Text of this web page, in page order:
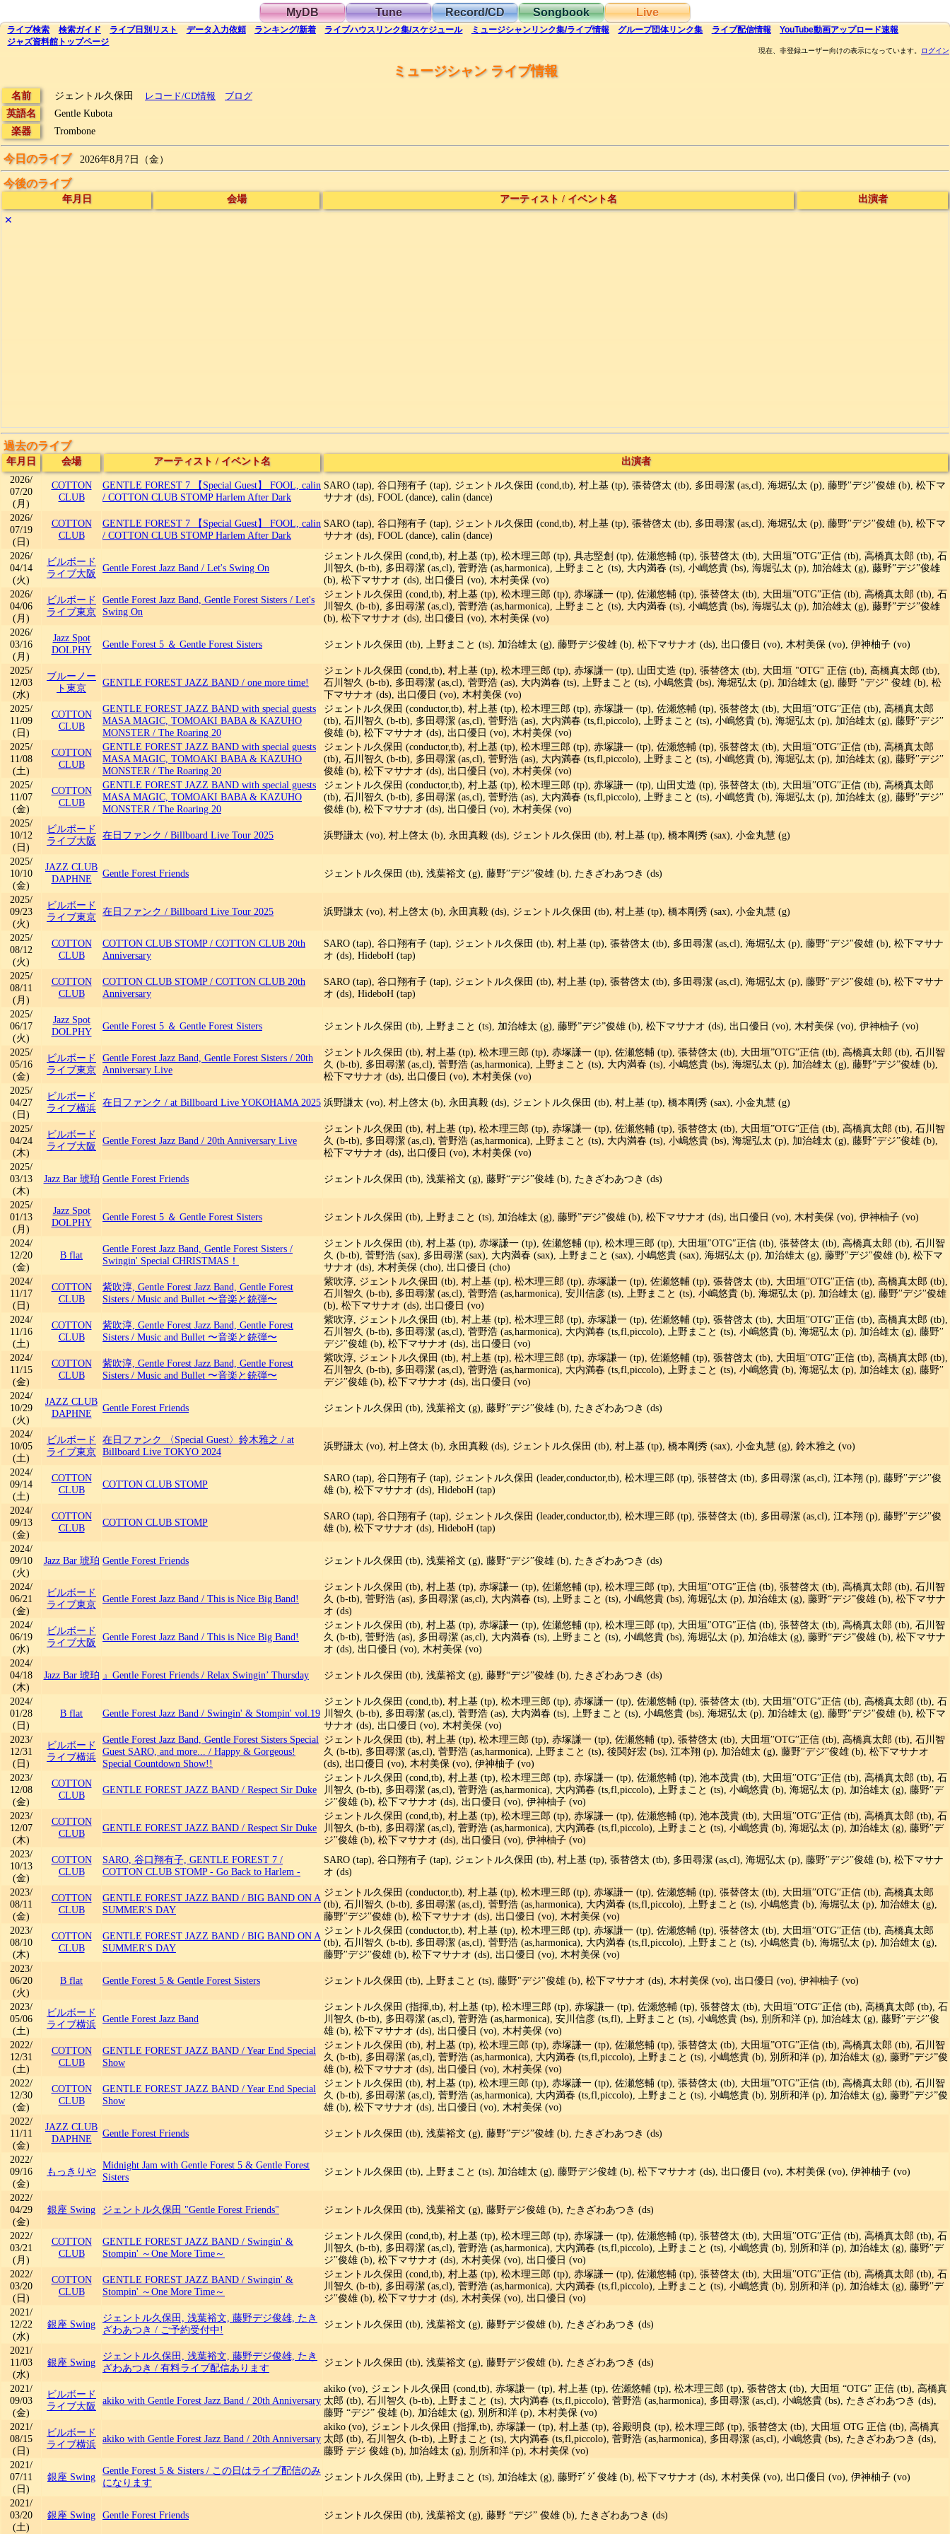
MyDB Tune Record/CD Songbook Live
ライブ検索 検索ガイド ライブ日別 リスト データ入力依頼 ランキング/新着 ライブハウス リンク集/スケジュール ミュージシャンリンク集/ライブ情報 グループ団体リンク集 ライブ配信情報 YouTube動画アップロード速報
ジャズ資料館 トップページ
現在、非登録ユーザー向けの表示になっています。 ログイン
ミュージシャン ライブ情報
名前 ジェントル久保田 レコード/CD情報 ブログ
英語名
Gentle Kubota
楽器
Trombone
今日のライブ 2026年8月7日（金）
今後のライブ
年月日 会場 アーティスト / イベント名
出演者
✕
過去のライブ
年月日 会場 アーティスト / イベント名
出演者
2026/
07/20
(月)
COTTON
CLUB
GENTLE FOREST 7 【Special Guest】 FOOL, calin
/ COTTON CLUB STOMP Harlem After Dark
SARO (tap), 谷口翔有子 (tap), ジェントル久保田 (cond,tb), 村上基 (tp), 張替啓太 (tb), 多田尋潔 (as,cl), 海堀弘太 (p), 藤野′′デジ′′俊雄 (b), 松下マ
サナオ (ds), FOOL (dance), calin (dance)
2026/
07/19
(日)
COTTON
CLUB
GENTLE FOREST 7 【Special Guest】 FOOL, calin
/ COTTON CLUB STOMP Harlem After Dark
SARO (tap), 谷口翔有子 (tap), ジェントル久保田 (cond,tb), 村上基 (tp), 張替啓太 (tb), 多田尋潔 (as,cl), 海堀弘太 (p), 藤野′′デジ′′俊雄 (b), 松下マ
サナオ (ds), FOOL (dance), calin (dance)
2026/
04/14
(火)
ビルボード
ライブ大阪
Gentle Forest Jazz Band / Let's Swing On
ジェントル久保田 (cond,tb), 村上基 (tp), 松木理三郎 (tp), 具志堅創 (tp), 佐瀬悠輔 (tp), 張替啓太 (tb), 大田垣”OTG”正信 (tb), 高橋真太郎 (tb), 石
川智久 (b-tb), 多田尋潔 (as,cl), 菅野浩 (as,harmonica), 上野まこと (ts), 大内満春 (ts), 小嶋悠貴 (bs), 海堀弘太 (p), 加治雄太 (g), 藤野”デジ”俊雄
(b), 松下マサナオ (ds), 出口優日 (vo), 木村美保 (vo)
2026/
04/06
(月)
ビルボード
ライブ東京
Gentle Forest Jazz Band, Gentle Forest Sisters / Let's
Swing On
ジェントル久保田 (cond,tb), 村上基 (tp), 松木理三郎 (tp), 赤塚謙一 (tp), 佐瀬悠輔 (tp), 張替啓太 (tb), 大田垣”OTG”正信 (tb), 高橋真太郎 (tb), 石
川智久 (b-tb), 多田尋潔 (as,cl), 菅野浩 (as,harmonica), 上野まこと (ts), 大内満春 (ts), 小嶋悠貴 (bs), 海堀弘太 (p), 加治雄太 (g), 藤野”デジ”俊雄
(b), 松下マサナオ (ds), 出口優日 (vo), 木村美保 (vo)
2026/
03/16
(月)
Jazz Spot
DOLPHY
Gentle Forest 5 ＆ Gentle Forest Sisters ジェントル久保田 (tb), 上野まこと (ts), 加治雄太 (g), 藤野デジ俊雄 (b), 松下マサナオ (ds), 出口優日 (vo), 木村美保 (vo), 伊神柚子 (vo)
2025/
12/03
(水)
ブルーノー
ト東京
GENTLE FOREST JAZZ BAND / one more time!
ジェントル久保田 (cond,tb), 村上基 (tp), 松木理三郎 (tp), 赤塚謙一 (tp), 山田丈造 (tp), 張替啓太 (tb), 大田垣 "OTG" 正信 (tb), 高橋真太郎 (tb),
石川智久 (b-tb), 多田尋潔 (as,cl), 菅野浩 (as), 大内満春 (ts), 上野まこと (ts), 小嶋悠貴 (bs), 海堀弘太 (p), 加治雄太 (g), 藤野 "デジ" 俊雄 (b), 松
下マサナオ (ds), 出口優日 (vo), 木村美保 (vo)
2025/
11/09
(日)
COTTON
CLUB
GENTLE FOREST JAZZ BAND with special guests
MASA MAGIC, TOMOAKI BABA & KAZUHO
MONSTER/ The Roaring 20
ジェントル久保田 (conductor,tb), 村上基 (tp), 松木理三郎 (tp), 赤塚謙一 (tp), 佐瀬悠輔 (tp), 張替啓太 (tb), 大田垣′′OTG′′正信 (tb), 高橋真太郎
(tb), 石川智久 (b-tb), 多田尋潔 (as,cl), 菅野浩 (as), 大内満春 (ts,fl,piccolo), 上野まこと (ts), 小嶋悠貴 (b), 海堀弘太 (p), 加治雄太 (g), 藤野′′デジ′′
俊雄 (b), 松下マサナオ (ds), 出口優日 (vo), 木村美保 (vo)
2025/
11/08
(土)
COTTON
CLUB
GENTLE FOREST JAZZ BAND with special guests
MASA MAGIC, TOMOAKI BABA & KAZUHO
MONSTER/ The Roaring 20
ジェントル久保田 (conductor,tb), 村上基 (tp), 松木理三郎 (tp), 赤塚謙一 (tp), 佐瀬悠輔 (tp), 張替啓太 (tb), 大田垣′′OTG′′正信 (tb), 高橋真太郎
(tb), 石川智久 (b-tb), 多田尋潔 (as,cl), 菅野浩 (as), 大内満春 (ts,fl,piccolo), 上野まこと (ts), 小嶋悠貴 (b), 海堀弘太 (p), 加治雄太 (g), 藤野′′デジ′′
俊雄 (b), 松下マサナオ (ds), 出口優日 (vo), 木村美保 (vo)
2025/
11/07
(金)
COTTON
CLUB
GENTLE FOREST JAZZ BAND with special guests
MASA MAGIC, TOMOAKI BABA & KAZUHO
MONSTER/ The Roaring 20
ジェントル久保田 (conductor,tb), 村上基 (tp), 松木理三郎 (tp), 赤塚謙一 (tp), 山田丈造 (tp), 張替啓太 (tb), 大田垣′′OTG′′正信 (tb), 高橋真太郎
(tb), 石川智久 (b-tb), 多田尋潔 (as,cl), 菅野浩 (as), 大内満春 (ts,fl,piccolo), 上野まこと (ts), 小嶋悠貴 (b), 海堀弘太 (p), 加治雄太 (g), 藤野′′デジ′′
俊雄 (b), 松下マサナオ (ds), 出口優日 (vo), 木村美保 (vo)
2025/
10/12
(日)
ビルボード
ライブ大阪
在日ファンク / Billboard Live Tour 2025 浜野謙太 (vo), 村上啓太 (b), 永田真毅 (ds), ジェントル久保田 (tb), 村上基 (tp), 橋本剛秀 (sax), 小金丸慧 (g)
2025/
10/10
(金)
JAZZ CLUB
DAPHNE
Gentle Forest Friends ジェントル久保田 (tb), 浅葉裕文 (g), 藤野′′デジ′′俊雄 (b), たきざわあつき (ds)
2025/
09/23
(火)
ビルボード
ライブ東京 在日ファンク / Billboard Live Tour 2025 浜野謙太 (vo), 村上啓太 (b), 永田真毅 (ds), ジェントル久保田 (tb), 村上基 (tp), 橋本剛秀 (sax), 小金丸慧 (g)
2025/
08/12
(火)
COTTON
CLUB
COTTON CLUB STOMP/ COTTON CLUB 20th
Anniversary
SARO (tap), 谷口翔有子 (tap), ジェントル久保田 (tb), 村上基 (tp), 張替啓太 (tb), 多田尋潔 (as,cl), 海堀弘太 (p), 藤野″デジ″俊雄 (b), 松下マサナ
オ (ds), HideboH (tap)
2025/
08/11
(月)
COTTON
CLUB
COTTON CLUB STOMP/ COTTON CLUB 20th
Anniversary
SARO (tap), 谷口翔有子 (tap), ジェントル久保田 (tb), 村上基 (tp), 張替啓太 (tb), 多田尋潔 (as,cl), 海堀弘太 (p), 藤野″デジ″俊雄 (b), 松下マサナ
オ (ds), HideboH (tap)
2025/
06/17
(火)
Jazz Spot
DOLPHY
Gentle Forest 5 ＆ Gentle Forest Sisters ジェントル久保田 (tb), 上野まこと (ts), 加治雄太 (g), 藤野”デジ”俊雄 (b), 松下マサナオ (ds), 出口優日 (vo), 木村美保 (vo), 伊神柚子 (vo)
2025/
05/16
(金)
ビルボード
ライブ東京
Gentle Forest Jazz Band, Gentle Forest Sisters / 20th
Anniversary Live
ジェントル久保田 (tb), 村上基 (tp), 松木理三郎 (tp), 赤塚謙一 (tp), 佐瀬悠輔 (tp), 張替啓太 (tb), 大田垣”OTG”正信 (tb), 高橋真太郎 (tb), 石川智
久 (b-tb), 多田尋潔 (as,cl), 菅野浩 (as,harmonica), 上野まこと (ts), 大内満春 (ts), 小嶋悠貴 (bs), 海堀弘太 (p), 加治雄太 (g), 藤野”デジ”俊雄 (b),
松下マサナオ (ds), 出口優日 (vo), 木村美保 (vo)
2025/
04/27
(日)
ビルボード
ライブ横浜 在日ファンク / at Billboard Live YOKOHAMA 2025 浜野謙太 (vo), 村上啓太 (b), 永田真毅 (ds), ジェントル久保田 (tb), 村上基 (tp), 橋本剛秀 (sax), 小金丸慧 (g)
2025/
04/24
(木)
ビルボード
ライブ大阪
Gentle Forest Jazz Band / 20th Anniversary Live
ジェントル久保田 (tb), 村上基 (tp), 松木理三郎 (tp), 赤塚謙一 (tp), 佐瀬悠輔 (tp), 張替啓太 (tb), 大田垣”OTG”正信 (tb), 高橋真太郎 (tb), 石川智
久 (b-tb), 多田尋潔 (as,cl), 菅野浩 (as,harmonica), 上野まこと (ts), 大内満春 (ts), 小嶋悠貴 (bs), 海堀弘太 (p), 加治雄太 (g), 藤野”デジ”俊雄 (b),
松下マサナオ (ds), 出口優日 (vo), 木村美保 (vo)
2025/
03/13
(木)
Jazz Bar 琥珀 Gentle Forest Friends ジェントル久保田 (tb), 浅葉裕文 (g), 藤野“デジ”俊雄 (b), たきざわあつき (ds)
2025/
01/13
(月)
Jazz Spot
DOLPHY
Gentle Forest 5 ＆ Gentle Forest Sisters ジェントル久保田 (tb), 上野まこと (ts), 加治雄太 (g), 藤野”デジ”俊雄 (b), 松下マサナオ (ds), 出口優日 (vo), 木村美保 (vo), 伊神柚子 (vo)
2024/
12/20
(金)
B flat
Gentle Forest Jazz Band, Gentle Forest Sisters /
Swingin' Special CHRISTMAS！
ジェントル久保田 (tb), 村上基 (tp), 赤塚謙一 (tp), 佐瀬悠輔 (tp), 松木理三郎 (tp), 大田垣″OTG″正信 (tb), 張替啓太 (tb), 高橋真太郎 (tb), 石川智
久 (b-tb), 菅野浩 (sax), 多田尋潔 (sax), 大内満春 (sax), 上野まこと (sax), 小嶋悠貴 (sax), 海堀弘太 (p), 加治雄太 (g), 藤野″デジ″俊雄 (b), 松下マ
サナオ (ds), 木村美保 (cho), 出口優日 (cho)
2024/
11/17
(日)
COTTON
CLUB
紫吹淳, Gentle Forest Jazz Band, Gentle Forest
Sisters / Music and Bullet 〜音楽と銃弾〜
紫吹淳, ジェントル久保田 (tb), 村上基 (tp), 松木理三郎 (tp), 赤塚謙一 (tp), 佐瀬悠輔 (tp), 張替啓太 (tb), 大田垣′′OTG′′正信 (tb), 高橋真太郎 (tb),
石川智久 (b-tb), 多田尋潔 (as,cl), 菅野浩 (as,harmonica), 安川信彦 (ts), 上野まこと (ts), 小嶋悠貴 (b), 海堀弘太 (p), 加治雄太 (g), 藤野′′デジ′′俊雄
(b), 松下マサナオ (ds), 出口優日 (vo)
2024/
11/16
(土)
COTTON
CLUB
紫吹淳, Gentle Forest Jazz Band, Gentle Forest
Sisters / Music and Bullet 〜音楽と銃弾〜
紫吹淳, ジェントル久保田 (tb), 村上基 (tp), 松木理三郎 (tp), 赤塚謙一 (tp), 佐瀬悠輔 (tp), 張替啓太 (tb), 大田垣′′OTG′′正信 (tb), 高橋真太郎 (tb),
石川智久 (b-tb), 多田尋潔 (as,cl), 菅野浩 (as,harmonica), 大内満春 (ts,fl,piccolo), 上野まこと (ts), 小嶋悠貴 (b), 海堀弘太 (p), 加治雄太 (g), 藤野′′
デジ′′俊雄 (b), 松下マサナオ (ds), 出口優日 (vo)
2024/
11/15
(金)
COTTON
CLUB
紫吹淳, Gentle Forest Jazz Band, Gentle Forest
Sisters / Music and Bullet 〜音楽と銃弾〜
紫吹淳, ジェントル久保田 (tb), 村上基 (tp), 松木理三郎 (tp), 赤塚謙一 (tp), 佐瀬悠輔 (tp), 張替啓太 (tb), 大田垣′′OTG′′正信 (tb), 高橋真太郎 (tb),
石川智久 (b-tb), 多田尋潔 (as,cl), 菅野浩 (as,harmonica), 大内満春 (ts,fl,piccolo), 上野まこと (ts), 小嶋悠貴 (b), 海堀弘太 (p), 加治雄太 (g), 藤野′′
デジ′′俊雄 (b), 松下マサナオ (ds), 出口優日 (vo)
2024/
10/29
(火)
JAZZ CLUB
DAPHNE
Gentle Forest Friends ジェントル久保田 (tb), 浅葉裕文 (g), 藤野′′デジ′′俊雄 (b), たきざわあつき (ds)
2024/
10/05
(土)
ビルボード
ライブ東京
在日ファンク 〈Special Guest〉鈴木雅之 / at
Billboard Live TOKYO 2024
浜野謙太 (vo), 村上啓太 (b), 永田真毅 (ds), ジェントル久保田 (tb), 村上基 (tp), 橋本剛秀 (sax), 小金丸慧 (g), 鈴木雅之 (vo)
2024/
09/14
(土)
COTTON
CLUB
COTTON CLUB STOMP
SARO (tap), 谷口翔有子 (tap), ジェントル久保田 (leader,conductor,tb), 松木理三郎 (tp), 張替啓太 (tb), 多田尋潔 (as,cl), 江本翔 (p), 藤野′′デジ′′俊
雄 (b), 松下マサナオ (ds), HideboH (tap)
2024/
09/13
(金)
COTTON
CLUB
COTTON CLUB STOMP
SARO (tap), 谷口翔有子 (tap), ジェントル久保田 (leader,conductor,tb), 松木理三郎 (tp), 張替啓太 (tb), 多田尋潔 (as,cl), 江本翔 (p), 藤野′′デジ′′俊
雄 (b), 松下マサナオ (ds), HideboH (tap)
2024/
09/10
(火)
Jazz Bar 琥珀 Gentle Forest Friends ジェントル久保田 (tb), 浅葉裕文 (g), 藤野“デジ”俊雄 (b), たきざわあつき (ds)
2024/
06/21
(金)
ビルボード
ライブ東京 Gentle Forest Jazz Band / This is Nice Big Band!
ジェントル久保田 (tb), 村上基 (tp), 赤塚謙一 (tp), 佐瀬悠輔 (tp), 松木理三郎 (tp), 大田垣″OTG″正信 (tb), 張替啓太 (tb), 高橋真太郎 (tb), 石川智
久 (b-tb), 菅野浩 (as), 多田尋潔 (as,cl), 大内満春 (ts), 上野まこと (ts), 小嶋悠貴 (bs), 海堀弘太 (p), 加治雄太 (g), 藤野“デジ”俊雄 (b), 松下マサナ
オ (ds)
2024/
06/19
(水)
ビルボード
ライブ大阪
Gentle Forest Jazz Band / This is Nice Big Band!
ジェントル久保田 (tb), 村上基 (tp), 赤塚謙一 (tp), 佐瀬悠輔 (tp), 松木理三郎 (tp), 大田垣″OTG″正信 (tb), 張替啓太 (tb), 高橋真太郎 (tb), 石川智
久 (b-tb), 菅野浩 (as), 多田尋潔 (as,cl), 大内満春 (ts), 上野まこと (ts), 小嶋悠貴 (bs), 海堀弘太 (p), 加治雄太 (g), 藤野“デジ”俊雄 (b), 松下マサナ
オ (ds), 出口優日 (vo), 木村美保 (vo)
2024/
04/18
(木)
Jazz Bar 琥珀 』Gentle Forest Friends / Relax Swingin’ Thursday ジェントル久保田 (tb), 浅葉裕文 (g), 藤野“デジ”俊雄 (b), たきざわあつき (ds)
2024/
01/28
(日)
B flat Gentle Forest Jazz Band / Swingin' & Stompin' vol.19
ジェントル久保田 (cond,tb), 村上基 (tp), 松木理三郎 (tp), 赤塚謙一 (tp), 佐瀬悠輔 (tp), 張替啓太 (tb), 大田垣″OTG″正信 (tb), 高橋真太郎 (tb), 石
川智久 (b-tb), 多田尋潔 (as,cl), 菅野浩 (as), 大内満春 (ts), 上野まこと (ts), 小嶋悠貴 (bs), 海堀弘太 (p), 加治雄太 (g), 藤野″デジ″俊雄 (b), 松下マ
サナオ (ds), 出口優日 (vo), 木村美保 (vo)
2023/
12/31
(日)
ビルボード
ライブ横浜
Gentle Forest Jazz Band, Gentle Forest Sisters Special
Guest SARO, and more... / Happy & Gorgeous!
Special Countdown Show!!
ジェントル久保田 (tb), 村上基 (tp), 松木理三郎 (tp), 赤塚謙一 (tp), 佐瀬悠輔 (tp), 張替啓太 (tb), 大田垣′′OTG′′正信 (tb), 高橋真太郎 (tb), 石川智
久 (b-tb), 多田尋潔 (as,cl), 菅野浩 (as,harmonica), 上野まこと (ts), 後関好宏 (bs), 江本翔 (p), 加治雄太 (g), 藤野′′デジ′′俊雄 (b), 松下マサナオ
(ds), 出口優日 (vo), 木村美保 (vo), 伊神柚子 (vo)
2023/
12/08
(金)
COTTON
CLUB
GENTLE FOREST JAZZ BAND / Respect Sir Duke
ジェントル久保田 (cond,tb), 村上基 (tp), 松木理三郎 (tp), 赤塚謙一 (tp), 佐瀬悠輔 (tp), 池本茂貴 (tb), 大田垣′′OTG′′正信 (tb), 高橋真太郎 (tb), 石
川智久 (b-tb), 多田尋潔 (as,cl), 菅野浩 (as,harmonica), 大内満春 (ts,fl,piccolo), 上野まこと (ts), 小嶋悠貴 (b), 海堀弘太 (p), 加治雄太 (g), 藤野′′デ
ジ′′俊雄 (b), 松下マサナオ (ds), 出口優日 (vo), 伊神柚子 (vo)
2023/
12/07
(木)
COTTON
CLUB
GENTLE FOREST JAZZ BAND / Respect Sir Duke
ジェントル久保田 (cond,tb), 村上基 (tp), 松木理三郎 (tp), 赤塚謙一 (tp), 佐瀬悠輔 (tp), 池本茂貴 (tb), 大田垣′′OTG′′正信 (tb), 高橋真太郎 (tb), 石
川智久 (b-tb), 多田尋潔 (as,cl), 菅野浩 (as,harmonica), 大内満春 (ts,fl,piccolo), 上野まこと (ts), 小嶋悠貴 (b), 海堀弘太 (p), 加治雄太 (g), 藤野′′デ
ジ′′俊雄 (b), 松下マサナオ (ds), 出口優日 (vo), 伊神柚子 (vo)
2023/
10/13
(金)
COTTON
CLUB
SARO, 谷口翔有子, GENTLE FOREST 7 /
COTTON CLUB STOMP - Go Back to Harlem -
SARO (tap), 谷口翔有子 (tap), ジェントル久保田 (tb), 村上基 (tp), 張替啓太 (tb), 多田尋潔 (as,cl), 海堀弘太 (p), 藤野′′デジ′′俊雄 (b), 松下マサナ
オ (ds)
2023/
08/11
(金)
COTTON
CLUB
GENTLE FOREST JAZZ BAND / BIG BAND ON A
SUMMER'S DAY
ジェントル久保田 (conductor,tb), 村上基 (tp), 松木理三郎 (tp), 赤塚謙一 (tp), 佐瀬悠輔 (tp), 張替啓太 (tb), 大田垣′′OTG′′正信 (tb), 高橋真太郎
(tb), 石川智久 (b-tb), 多田尋潔 (as,cl), 菅野浩 (as,harmonica), 大内満春 (ts,fl,piccolo), 上野まこと (ts), 小嶋悠貴 (b), 海堀弘太 (p), 加治雄太 (g),
藤野′′デジ′′俊雄 (b), 松下マサナオ (ds), 出口優日 (vo), 木村美保 (vo)
2023/
08/10
(木)
COTTON
CLUB
GENTLE FOREST JAZZ BAND / BIG BAND ON A
SUMMER'S DAY
ジェントル久保田 (conductor,tb), 村上基 (tp), 松木理三郎 (tp), 赤塚謙一 (tp), 佐瀬悠輔 (tp), 張替啓太 (tb), 大田垣′′OTG′′正信 (tb), 高橋真太郎
(tb), 石川智久 (b-tb), 多田尋潔 (as,cl), 菅野浩 (as,harmonica), 大内満春 (ts,fl,piccolo), 上野まこと (ts), 小嶋悠貴 (b), 海堀弘太 (p), 加治雄太 (g),
藤野′′デジ′′俊雄 (b), 松下マサナオ (ds), 出口優日 (vo), 木村美保 (vo)
2023/
06/20
(火)
B flat Gentle Forest 5 & Gentle Forest Sisters ジェントル久保田 (tb), 上野まこと (ts), 藤野"デジ"俊雄 (b), 松下マサナオ (ds), 木村美保 (vo), 出口優日 (vo), 伊神柚子 (vo)
2023/
05/06
(土)
ビルボード
ライブ横浜 Gentle Forest Jazz Band
ジェントル久保田 (指揮,tb), 村上基 (tp), 松木理三郎 (tp), 赤塚謙一 (tp), 佐瀬悠輔 (tp), 張替啓太 (tb), 大田垣′′OTG′′正信 (tb), 高橋真太郎 (tb), 石
川智久 (b-tb), 多田尋潔 (as,cl), 菅野浩 (as,harmonica), 安川信彦 (ts,fl), 上野まこと (ts), 小嶋悠貴 (bs), 別所和洋 (p), 加治雄太 (g), 藤野′′デジ′′俊
雄 (b), 松下マサナオ (ds), 出口優日 (vo), 木村美保 (vo)
2022/
12/31
(土)
COTTON
CLUB
GENTLE FOREST JAZZ BAND /Year End Special
Show
ジェントル久保田 (tb), 村上基 (tp), 松木理三郎 (tp), 赤塚謙一 (tp), 佐瀬悠輔 (tp), 張替啓太 (tb), 大田垣”OTG”正信 (tb), 高橋真太郎 (tb), 石川智
久 (b-tb), 多田尋潔 (as,cl), 菅野浩 (as,harmonica), 大内満春 (ts,fl,piccolo), 上野まこと (ts), 小嶋悠貴 (b), 別所和洋 (p), 加治雄太 (g), 藤野”デジ”俊
雄 (b), 松下マサナオ (ds), 出口優日 (vo), 木村美保 (vo)
2022/
12/30
(金)
COTTON
CLUB
GENTLE FOREST JAZZ BAND /Year End Special
Show
ジェントル久保田 (tb), 村上基 (tp), 松木理三郎 (tp), 赤塚謙一 (tp), 佐瀬悠輔 (tp), 張替啓太 (tb), 大田垣”OTG”正信 (tb), 高橋真太郎 (tb), 石川智
久 (b-tb), 多田尋潔 (as,cl), 菅野浩 (as,harmonica), 大内満春 (ts,fl,piccolo), 上野まこと (ts), 小嶋悠貴 (b), 別所和洋 (p), 加治雄太 (g), 藤野”デジ”俊
雄 (b), 松下マサナオ (ds), 出口優日 (vo), 木村美保 (vo)
2022/
11/11
(金)
JAZZ CLUB
DAPHNE
Gentle Forest Friends ジェントル久保田 (tb), 浅葉裕文 (g), 藤野”デジ”俊雄 (b), たきざわあつき (ds)
2022/
09/16
(金)
もっきりや
Midnight Jam with Gentle Forest 5 & Gentle Forest
Sisters
ジェントル久保田 (tb), 上野まこと (ts), 加治雄太 (g), 藤野デジ俊雄 (b), 松下マサナオ (ds), 出口優日 (vo), 木村美保 (vo), 伊神柚子 (vo)
2022/
04/29
(金)
銀座 Swing ジェントル久保田 "Gentle Forest Friends" ジェントル久保田 (tb), 浅葉裕文 (g), 藤野デジ俊雄 (b), たきざわあつき (ds)
2022/
03/21
(月)
COTTON
CLUB
GENTLE FOREST JAZZ BAND / Swingin' &
Stompin' ～One More Time～
ジェントル久保田 (cond,tb), 村上基 (tp), 松木理三郎 (tp), 赤塚謙一 (tp), 佐瀬悠輔 (tp), 張替啓太 (tb), 大田垣′′OTG′′正信 (tb), 高橋真太郎 (tb), 石
川智久 (b-tb), 多田尋潔 (as,cl), 菅野浩 (as,harmonica), 大内満春 (ts,fl,piccolo), 上野まこと (ts), 小嶋悠貴 (b), 別所和洋 (p), 加治雄太 (g), 藤野′′デ
ジ′′俊雄 (b), 松下マサナオ (ds), 木村美保 (vo), 出口優日 (vo)
2022/
03/20
(日)
COTTON
CLUB
GENTLE FOREST JAZZ BAND / Swingin' &
Stompin' ～One More Time～
ジェントル久保田 (cond,tb), 村上基 (tp), 松木理三郎 (tp), 赤塚謙一 (tp), 佐瀬悠輔 (tp), 張替啓太 (tb), 大田垣′′OTG′′正信 (tb), 高橋真太郎 (tb), 石
川智久 (b-tb), 多田尋潔 (as,cl), 菅野浩 (as,harmonica), 大内満春 (ts,fl,piccolo), 上野まこと (ts), 小嶋悠貴 (b), 別所和洋 (p), 加治雄太 (g), 藤野′′デ
ジ′′俊雄 (b), 松下マサナオ (ds), 木村美保 (vo), 出口優日 (vo)
2021/
12/22
(水)
銀座 Swing
ジェントル久保田, 浅葉裕文, 藤野デジ俊雄, たき
ざわあつき / ご予約受付中! ジェントル久保田 (tb), 浅葉裕文 (g), 藤野デジ俊雄 (b), たきざわあつき (ds)
2021/
11/03
(水)
銀座 Swing
ジェントル久保田, 浅葉裕文, 藤野デジ俊雄, たき
ざわあつき / 有料ライブ配信あります ジェントル久保田 (tb), 浅葉裕文 (g), 藤野デジ俊雄 (b), たきざわあつき (ds)
2021/
09/03
(金)
ビルボード
ライブ大阪
akiko with Gentle Forest Jazz Band / 20th Anniversary
akiko (vo), ジェントル久保田 (cond,tb), 赤塚謙一 (tp), 村上基 (tp), 佐瀬悠輔 (tp), 松木理三郎 (tp), 張替啓太 (tb), 大田垣 “OTG” 正信 (tb), 高橋真
太郎 (tb), 石川智久 (b-tb), 上野まこと (ts), 大内満春 (ts,fl,piccolo), 菅野浩 (as,harmonica), 多田尋潔 (as,cl), 小嶋悠貴 (bs), たきざわあつき (ds),
藤野 “デジ” 俊雄 (b), 加治雄太 (g), 別所和洋 (p), 木村美保 (vo)
2021/
08/15
(日)
ビルボード
ライブ横浜 akiko with Gentle Forest Jazz Band / 20th Anniversary
akiko (vo), ジェントル久保田 (指揮,tb), 赤塚謙一 (tp), 村上基 (tp), 谷殿明良 (tp), 松木理三郎 (tp), 張替啓太 (tb), 大田垣 OTG 正信 (tb), 高橋真
太郎 (tb), 石川智久 (b-tb), 上野まこと (ts), 大内満春 (ts,fl,piccolo), 菅野浩 (as,harmonica), 多田尋潔 (as,cl), 小嶋悠貴 (bs), たきざわあつき (ds),
藤野 デジ 俊雄 (b), 加治雄太 (g), 別所和洋 (p), 木村美保 (vo)
2021/
07/11
(日)
銀座 Swing
Gentle Forest 5 & Sisters / この日はライブ配信のみ
になります
ジェントル久保田 (tb), 上野まこと (ts), 加治雄太 (g), 藤野ﾃﾞｼﾞ俊雄 (b), 松下マサナオ (ds), 木村美保 (vo), 出口優日 (vo), 伊神柚子 (vo)
2021/
03/20
(土)
銀座 Swing Gentle Forest Friends ジェントル久保田 (tb), 浅葉裕文 (g), 藤野 “デジ” 俊雄 (b), たきざわあつき (ds)